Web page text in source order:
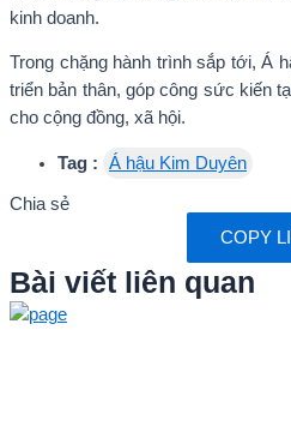
kinh doanh.
Trong chặng hành trình sắp tới, Á
triển bản thân, góp công sức kiến
cho cộng đồng, xã hội.
Tag : Á hậu Kim Duyên
Chia sẻ
COPY
Bài viết liên quan